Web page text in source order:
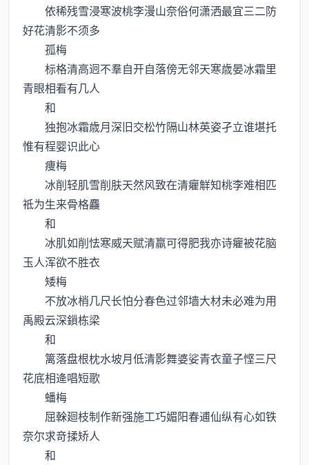
依稀残雪浸寒波桃李漫山奈俗何潇洒最宜三二防
好花清影不须多
孤梅
标格清高迥不羣自开自落傍无邻天寒歳晏冰霜里
青眼相看有几人
和
独抱冰霜歳月深旧交松竹隔山林英姿孑立谁堪托
惟有程婴识此心
痩梅
冰削轻肌雪削肤天然风致在清癯觧知桃李难相匹
祗为生来骨格麤
和
冰肌如削怯寒威天赋清羸可得肥我亦诗癯被花脑
玉人浑欲不胜衣
矮梅
不放冰梢几尺长怕分春色过邻墙大材未必难为用
禹殿云深鎻栋梁
和
篱落盘根枕水坡月低清影舞婆娑青衣童子悭三尺
花底相逄唱短歌
蟠梅
屈榦廻枝制作新强施工巧媚阳春逋仙纵有心如铁
奈尔求竒揉矫人
和